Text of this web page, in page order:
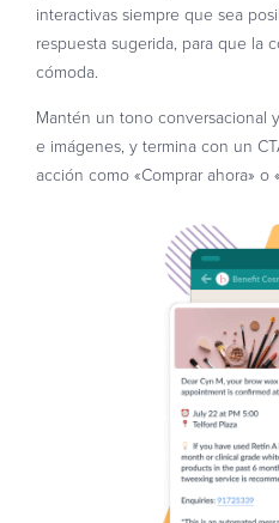
interactivas siempre que sea
respuesta sugerida, para que la
cómoda.
Mantén un tono conversacional
e imágenes, y termina con un
acción como «Comprar ahora» o